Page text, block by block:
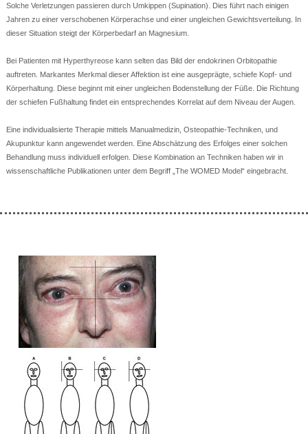
Solche Verletzungen passieren durch Umkippen (Supination). Dies führt nach einigen
Jahren zu einer verschobenen Körperachse und einer ungleichen Gewichtsverteilung. In
dieser Situation steigt der Körperbedarf an Magnesium.
Bei Patienten mit Hyperthyreose kann selten das Bild der endokrinen Orbitopathie
auftreten. Markantes Merkmal dieser Affektion ist eine ausgeprägte, schiefe Kopf- und
Körperhaltung. Diese beginnt mit einer ungleichen Bodenstellung der Füße. Die Richtung
der schiefen Fußhaltung findet ein entsprechendes Korrelat auf dem Niveau der Augen.
Eine individualisierte Therapie mittels Manualmedizin, Osteopathie-Techniken, und
Akupunktur kann angewendet werden. Eine Abschätzung des Erfolges einer solchen
Behandlung muss individuell erfolgen. Diese Kombination an Techniken haben wir in
wissenschaftliche Publikationen unter dem Begriff „The WOMED Model“ eingebracht.